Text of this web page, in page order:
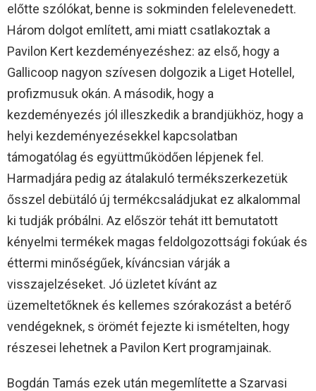
előtte szólókat, benne is sokminden felelevenedett.
Három dolgot említett, ami miatt csatlakoztak a
Pavilon Kert kezdeményezéshez: az első, hogy a
Gallicoop nagyon szívesen dolgozik a Liget Hotellel,
profizmusuk okán. A második, hogy a
kezdeményezés jól illeszkedik a brandjükhöz, hogy a
helyi kezdeményezésekkel kapcsolatban
támogatólag és együttműködően lépjenek fel.
Harmadjára pedig az átalakuló termékszerkezetük
ősszel debütáló új termékcsaládjukat ez alkalommal
ki tudják próbálni. Az először tehát itt bemutatott
kényelmi termékek magas feldolgozottsági fokúak és
éttermi minőségűek, kíváncsian várják a
visszajelzéseket. Jó üzletet kívánt az
üzemeltetőknek és kellemes szórakozást a betérő
vendégeknek, s örömét fejezte ki ismételten, hogy
részesei lehetnek a Pavilon Kert programjainak.
Bogdán Tamás ezek után megemlítette a Szarvasi